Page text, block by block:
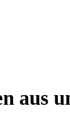
aus